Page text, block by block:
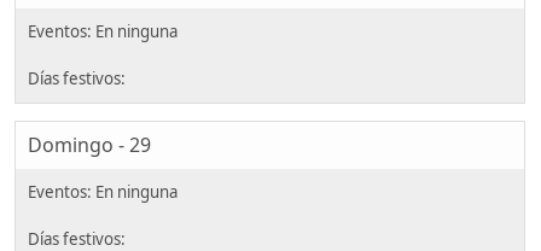
Domingo - 29